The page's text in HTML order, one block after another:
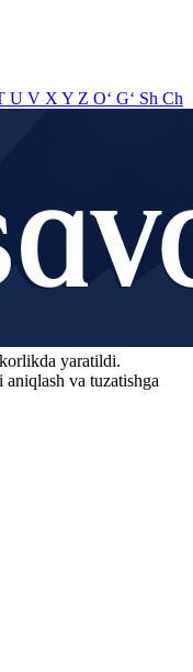
U V X Y Z O‘ G‘ Sh Ch
yaratildi.
va tuzatishga